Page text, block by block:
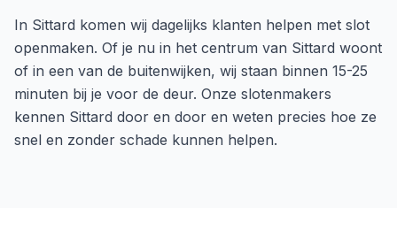
In Sittard komen wij dagelijks klanten helpen met slot
openmaken. Of je nu in het centrum van Sittard woont
of in een van de buitenwijken, wij staan binnen 15-25
minuten bij je voor de deur. Onze slotenmakers
kennen Sittard door en door en weten precies hoe ze
snel en zonder schade kunnen helpen.